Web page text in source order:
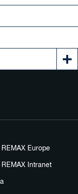
REMAX Europe
REMAX Intranet